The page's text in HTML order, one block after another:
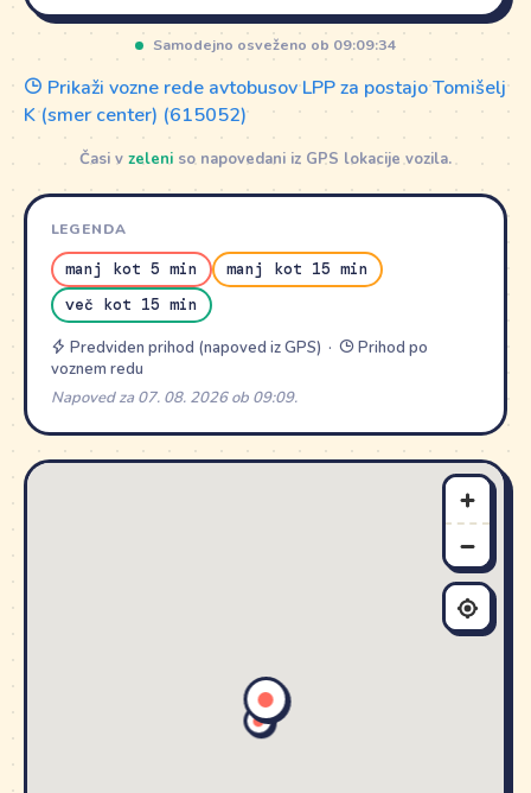
Samodejno osveženo ob 09:09:34
Prikaži vozne rede avtobusov LPP za postajo Tomišelj
K (smer center) (615052)
Časi v zeleni so napovedani iz GPS lokacije vozila.
LEGENDA
manj kot 5 min
manj kot 15 min
več kot 15 min
Predviden prihod (napoved iz GPS) ·
Prihod po
voznem redu
Napoved za 07. 08. 2026 ob 09:09.